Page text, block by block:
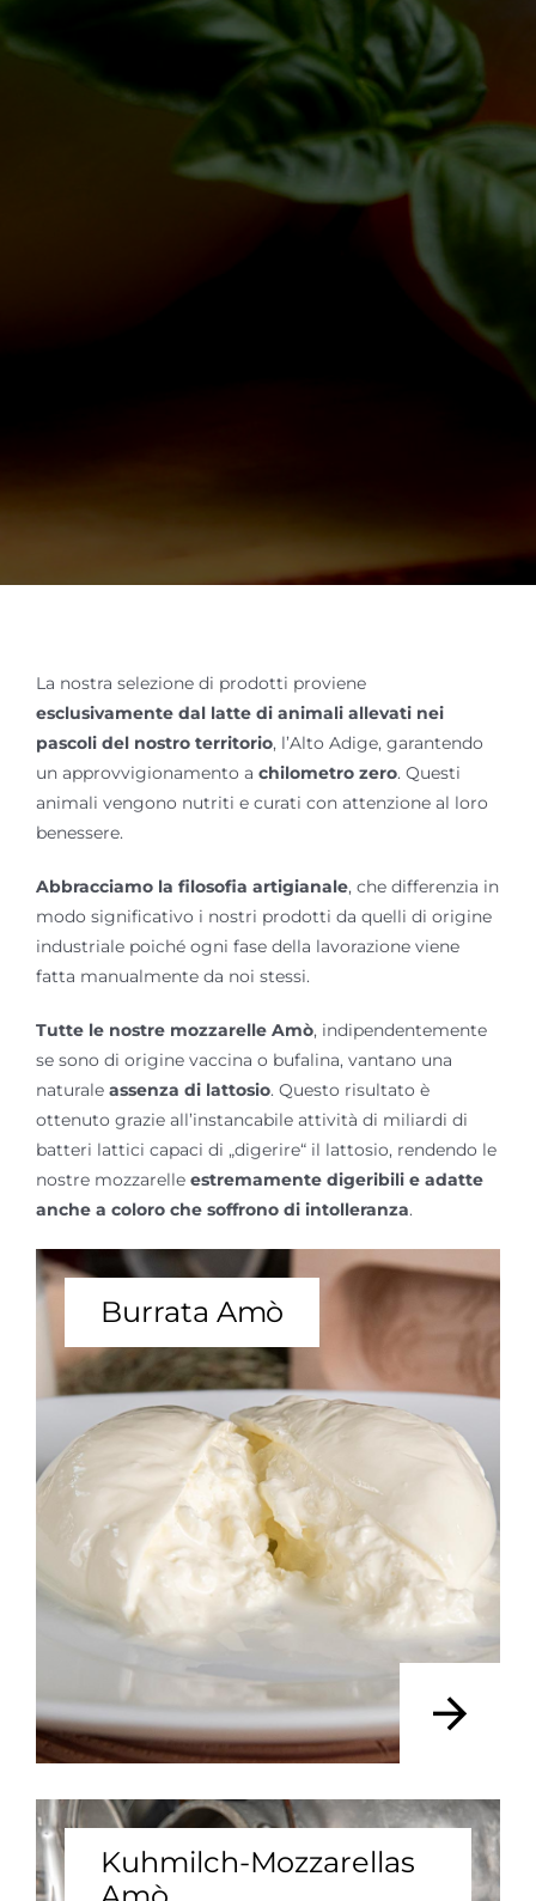
La nostra selezione di prodotti proviene
esclusivamente dal latte di animali allevati nei
pascoli del nostro territorio, l’Alto Adige, garantendo
un approvvigionamento a chilometro zero. Questi
animali vengono nutriti e curati con attenzione al loro
benessere.
Abbracciamo la filosofia artigianale, che differenzia in
modo significativo i nostri prodotti da quelli di origine
industriale poiché ogni fase della lavorazione viene
fatta manualmente da noi stessi.
Tutte le nostre mozzarelle Amò, indipendentemente
se sono di origine vaccina o bufalina, vantano una
naturale assenza di lattosio. Questo risultato è
ottenuto grazie all’instancabile attività di miliardi di
batteri lattici capaci di „digerire“ il lattosio, rendendo le
nostre mozzarelle estremamente digeribili e adatte
anche a coloro che soffrono di intolleranza.
Burrata Amò
Kuhmilch-Mozzarellas